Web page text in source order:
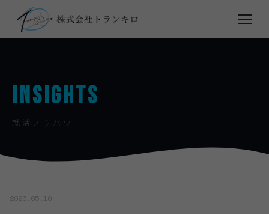
INSIGHTS
就活ノウハウ
2026.05.10